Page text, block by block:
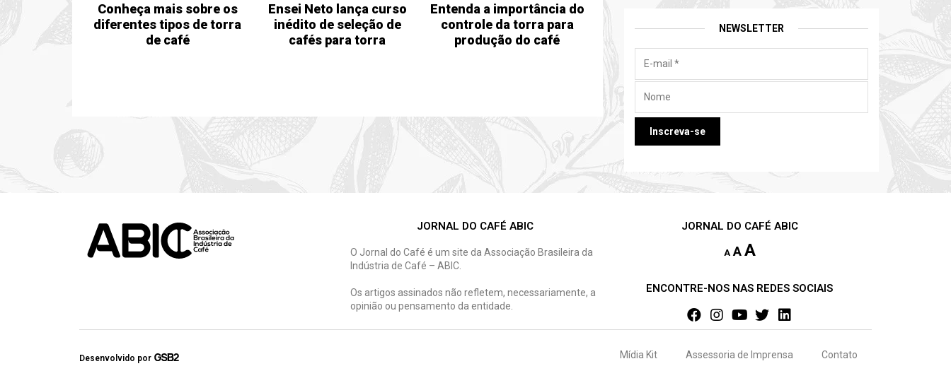
NEWSLETTER
Conheça mais sobre os
diferentes tipos de torra
de café
Ensei Neto lança curso
inédito de seleção de
cafés para torra
Entenda a importância do
controle da torra para
produção do café
JORNAL DO CAFÉ ABIC
O Jornal do Café é um site da Associação Brasileira da
Indústria de Café – ABIC.
Os artigos assinados não refletem, necessariamente, a
opinião ou pensamento da entidade.
JORNAL DO CAFÉ ABIC
A AA
ENCONTRE-NOS NAS REDES SOCIAIS
Desenvolvido por Mídia Kit Assessoria de Imprensa Contato